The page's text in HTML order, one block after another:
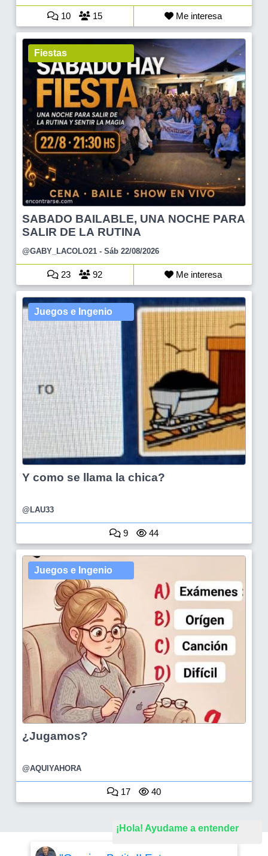
¡Hola! Ayudame a entender
10 15 Me interesa
Fiestas
SABADO BAILABLE, UNA NOCHE PARA
SALIR DE LA RUTINA
@GABY_LACOLO21 - Sáb 22/08/2026
23 92 Me interesa
Juegos e Ingenio
Y como se llama la chica?
@LAU33
9 44
Juegos e Ingenio
¿Jugamos?
@AQUIYAHORA
17 40